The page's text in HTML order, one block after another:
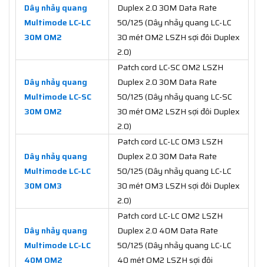
Dây nhảy quang
Multimode LC-LC
30M OM2
Duplex 2.0 30M Data Rate
50/125 (Dây nhảy quang LC-LC
30 mét OM2 LSZH sợi đôi Duplex
2.0)
Dây nhảy quang
Multimode LC-SC
30M OM2
Patch cord LC-SC OM2 LSZH
Duplex 2.0 30M Data Rate
50/125 (Dây nhảy quang LC-SC
30 mét OM2 LSZH sợi đôi Duplex
2.0)
Dây nhảy quang
Multimode LC-LC
30M OM3
Patch cord LC-LC OM3 LSZH
Duplex 2.0 30M Data Rate
50/125 (Dây nhảy quang LC-LC
30 mét OM3 LSZH sợi đôi Duplex
2.0)
Dây nhảy quang
Multimode LC-LC
40M OM2
Patch cord LC-LC OM2 LSZH
Duplex 2.0 40M Data Rate
50/125 (Dây nhảy quang LC-LC
40 mét OM2 LSZH sợi đôi